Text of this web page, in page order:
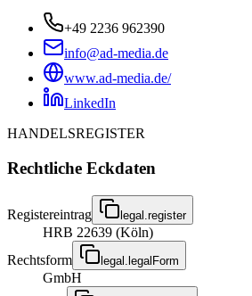
+49 2236 962390
info@ad-media.de
www.ad-media.de/
LinkedIn
HANDELSREGISTER
Rechtliche Eckdaten
Registereintrag legal.register
HRB 22639 (Köln)
Rechtsform
legal.legalForm
GmbH